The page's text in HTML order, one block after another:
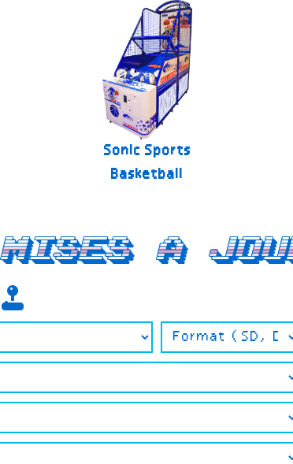
Sonic Sports
Basketball
Mises a